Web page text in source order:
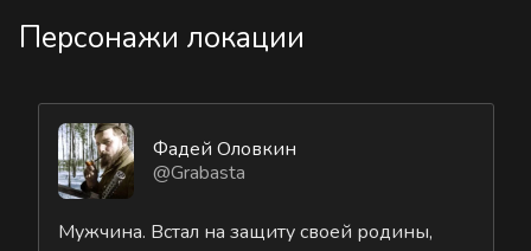
Персонажи локации
Фадей Оловкин
@Grabasta
Мужчина. Встал на защиту своей родины,